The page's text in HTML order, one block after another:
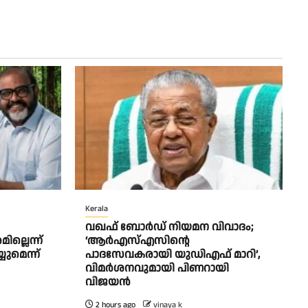
Kerala
വഖഫ് ബോര്‍ഡ് നിയമന വിവാദം;
‘ആര്‍എസ്എസിന്റെ
പാദസേവകരായി യുഡിഎഫ് മാറി’,
വിമര്‍ശനവുമായി പിണറായി
വിജയന്‍
2 hours ago vinaya k